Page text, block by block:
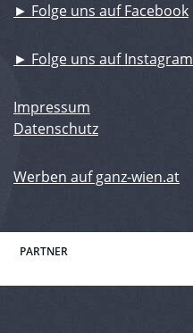
► Folge uns auf Facebook
► Folge uns auf Instagram
Impressum
Datenschutz
Werben auf ganz-wien.at
PARTNER